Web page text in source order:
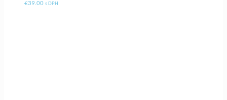
€39.00 s DPH